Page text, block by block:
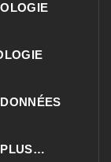
PLUS…